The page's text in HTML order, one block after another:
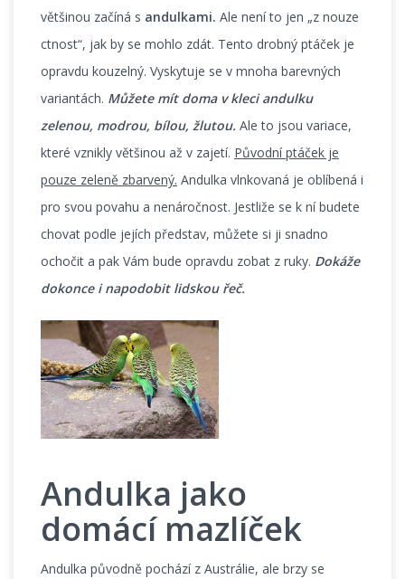
většinou začíná s andulkami. Ale není to jen „z nouze
ctnost“, jak by se mohlo zdát. Tento drobný ptáček je
opravdu kouzelný. Vyskytuje se v mnoha barevných
variantách. Můžete mít doma v kleci andulku
zelenou, modrou, bílou, žlutou. Ale to jsou variace,
které vznikly většinou až v zajetí. Původní ptáček je
pouze zeleně zbarvený. Andulka vlnkovaná je oblíbená i
pro svou povahu a nenáročnost. Jestliže se k ní budete
chovat podle jejích představ, můžete si ji snadno
ochočit a pak Vám bude opravdu zobat z ruky. Dokáže
dokonce i napodobit lidskou řeč.
Andulka jako
domácí mazlíček
Andulka původně pochází z Austrálie, ale brzy se